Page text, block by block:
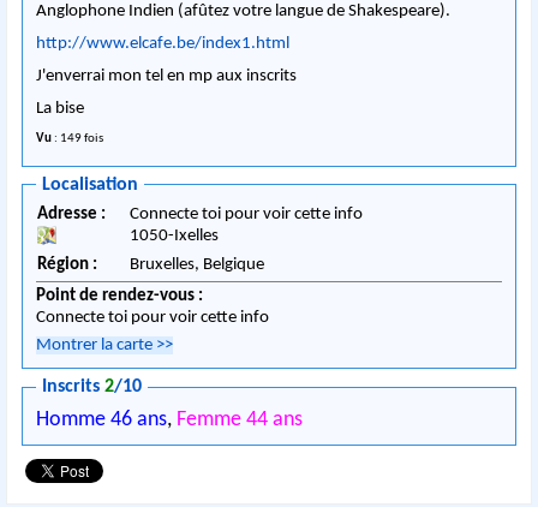
Anglophone Indien (afûtez votre langue de Shakespeare).
http://www.elcafe.be/index1.html
J'enverrai mon tel en mp aux inscrits
La bise
Vu : 149 fois
Localisation
Adresse :
Connecte toi pour voir cette info
1050-Ixelles
Région :
Bruxelles, Belgique
Point de rendez-vous :
Connecte toi pour voir cette info
Montrer la carte >>
Inscrits2/10
Homme 46 ans, Femme 44 ans